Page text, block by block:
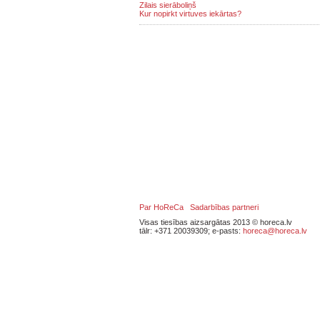
Zilais sierāboliņš
Kur nopirkt virtuves iekārtas?
Par HoReCa
Sadarbības partneri
Visas tiesības aizsargātas 2013 © horeca.lv
tālr: +371 20039309; e-pasts: horeca@horeca.lv